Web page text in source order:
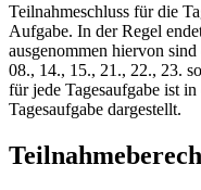
Teilnahmeschluss für die
Aufgabe. In der Regel
ausgenommen hiervon
08., 14., 15., 21., 22., 23.
für jede Tagesaufgabe ist
Tagesaufgabe dargestellt.